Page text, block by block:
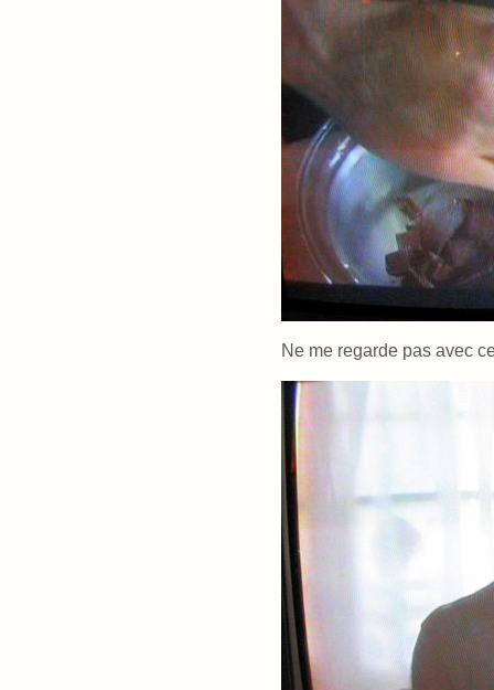
Ne me regarde pas avec